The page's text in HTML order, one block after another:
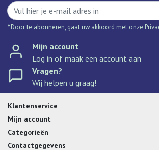
* Door te abonneren, gaat uw akkoord met onze
Mijn account
Log in of maak een account aan
Vragen?
Wij helpen u graag!
Klantenservice
Mijn account
Categorieën
Contactgegevens